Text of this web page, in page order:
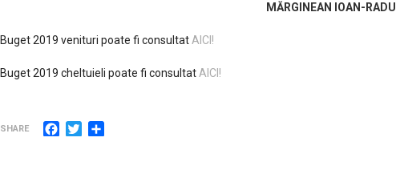
MĂRGINEAN IOAN-RADU
Buget 2019 venituri poate fi consultatAICI!
Buget 2019 cheltuieli poate fi consultatAICI!
SHARE Facebook
Twitter